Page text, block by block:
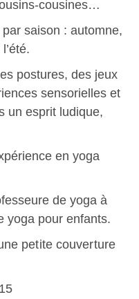
cousines…
saison : automne,
postures, des jeux
sensorielles et
un esprit ludique,
en yoga
de yoga à
yoga pour enfants.
petite couverture